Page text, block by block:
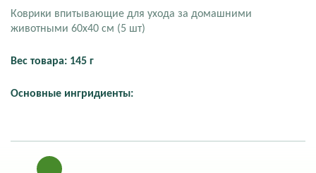
Коврики впитывающие для ухода за домашними
животными 60х40 см (5 шт)
Вес товара: 145 г
Основные ингридиенты: